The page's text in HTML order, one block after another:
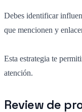
Debes identificar
que mencionen y
Esta estrategia te
atención.
Review de